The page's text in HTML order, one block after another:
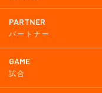
PARTNER
パートナー
GAME
試合